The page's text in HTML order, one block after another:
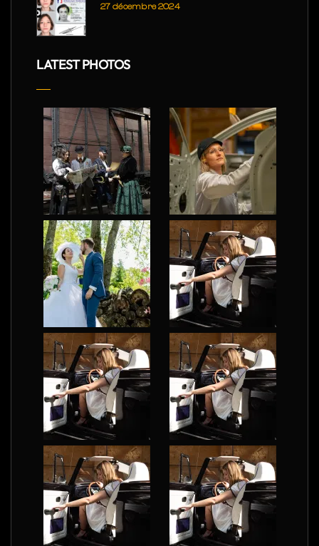
27 décembre 2024
LATEST PHOTOS